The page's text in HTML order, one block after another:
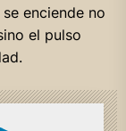
enciende no
el pulso